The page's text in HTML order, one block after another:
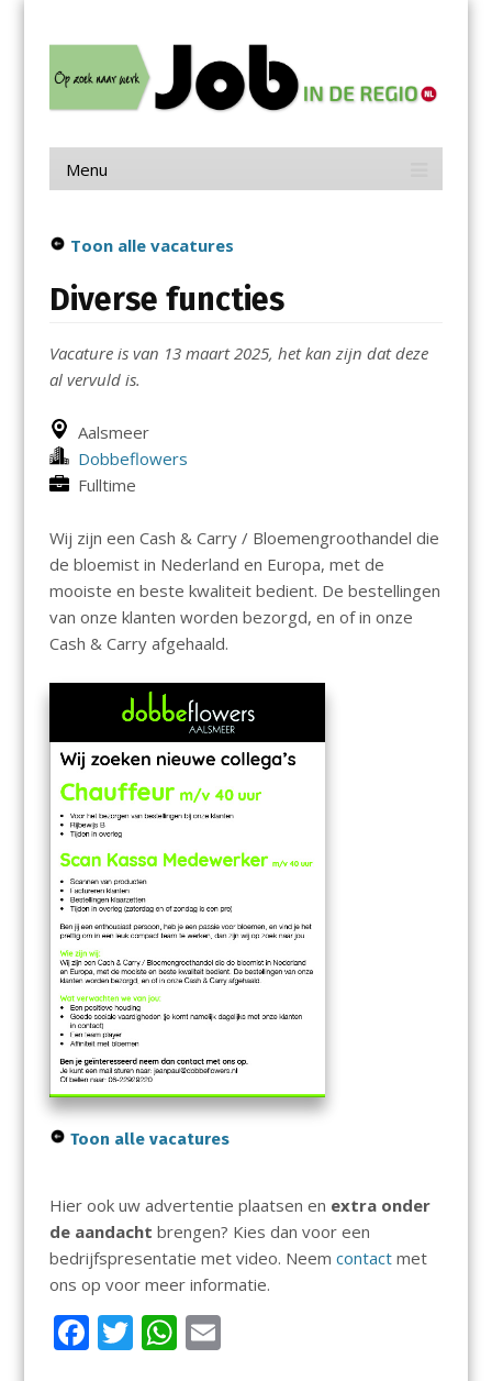
contentJob in de Regio
Menu
Toon alle vacatures
Diverse functies
Vacature is van 13 maart 2025, het kan zijn dat deze
al vervuld is.
Aalsmeer
Dobbeflowers
Fulltime
Wij zijn een Cash & Carry / Bloemengroothandel die
de bloemist in Nederland en Europa, met de
mooiste en beste kwaliteit bedient. De bestellingen
van onze klanten worden bezorgd, en of in onze
Cash & Carry afgehaald.
Toon alle vacatures
Hier ook uw advertentie plaatsen en extra onder
de aandacht brengen? Kies dan voor een
bedrijfspresentatie met video. Neem contactmet
ons op voor meer informatie.
F T W E